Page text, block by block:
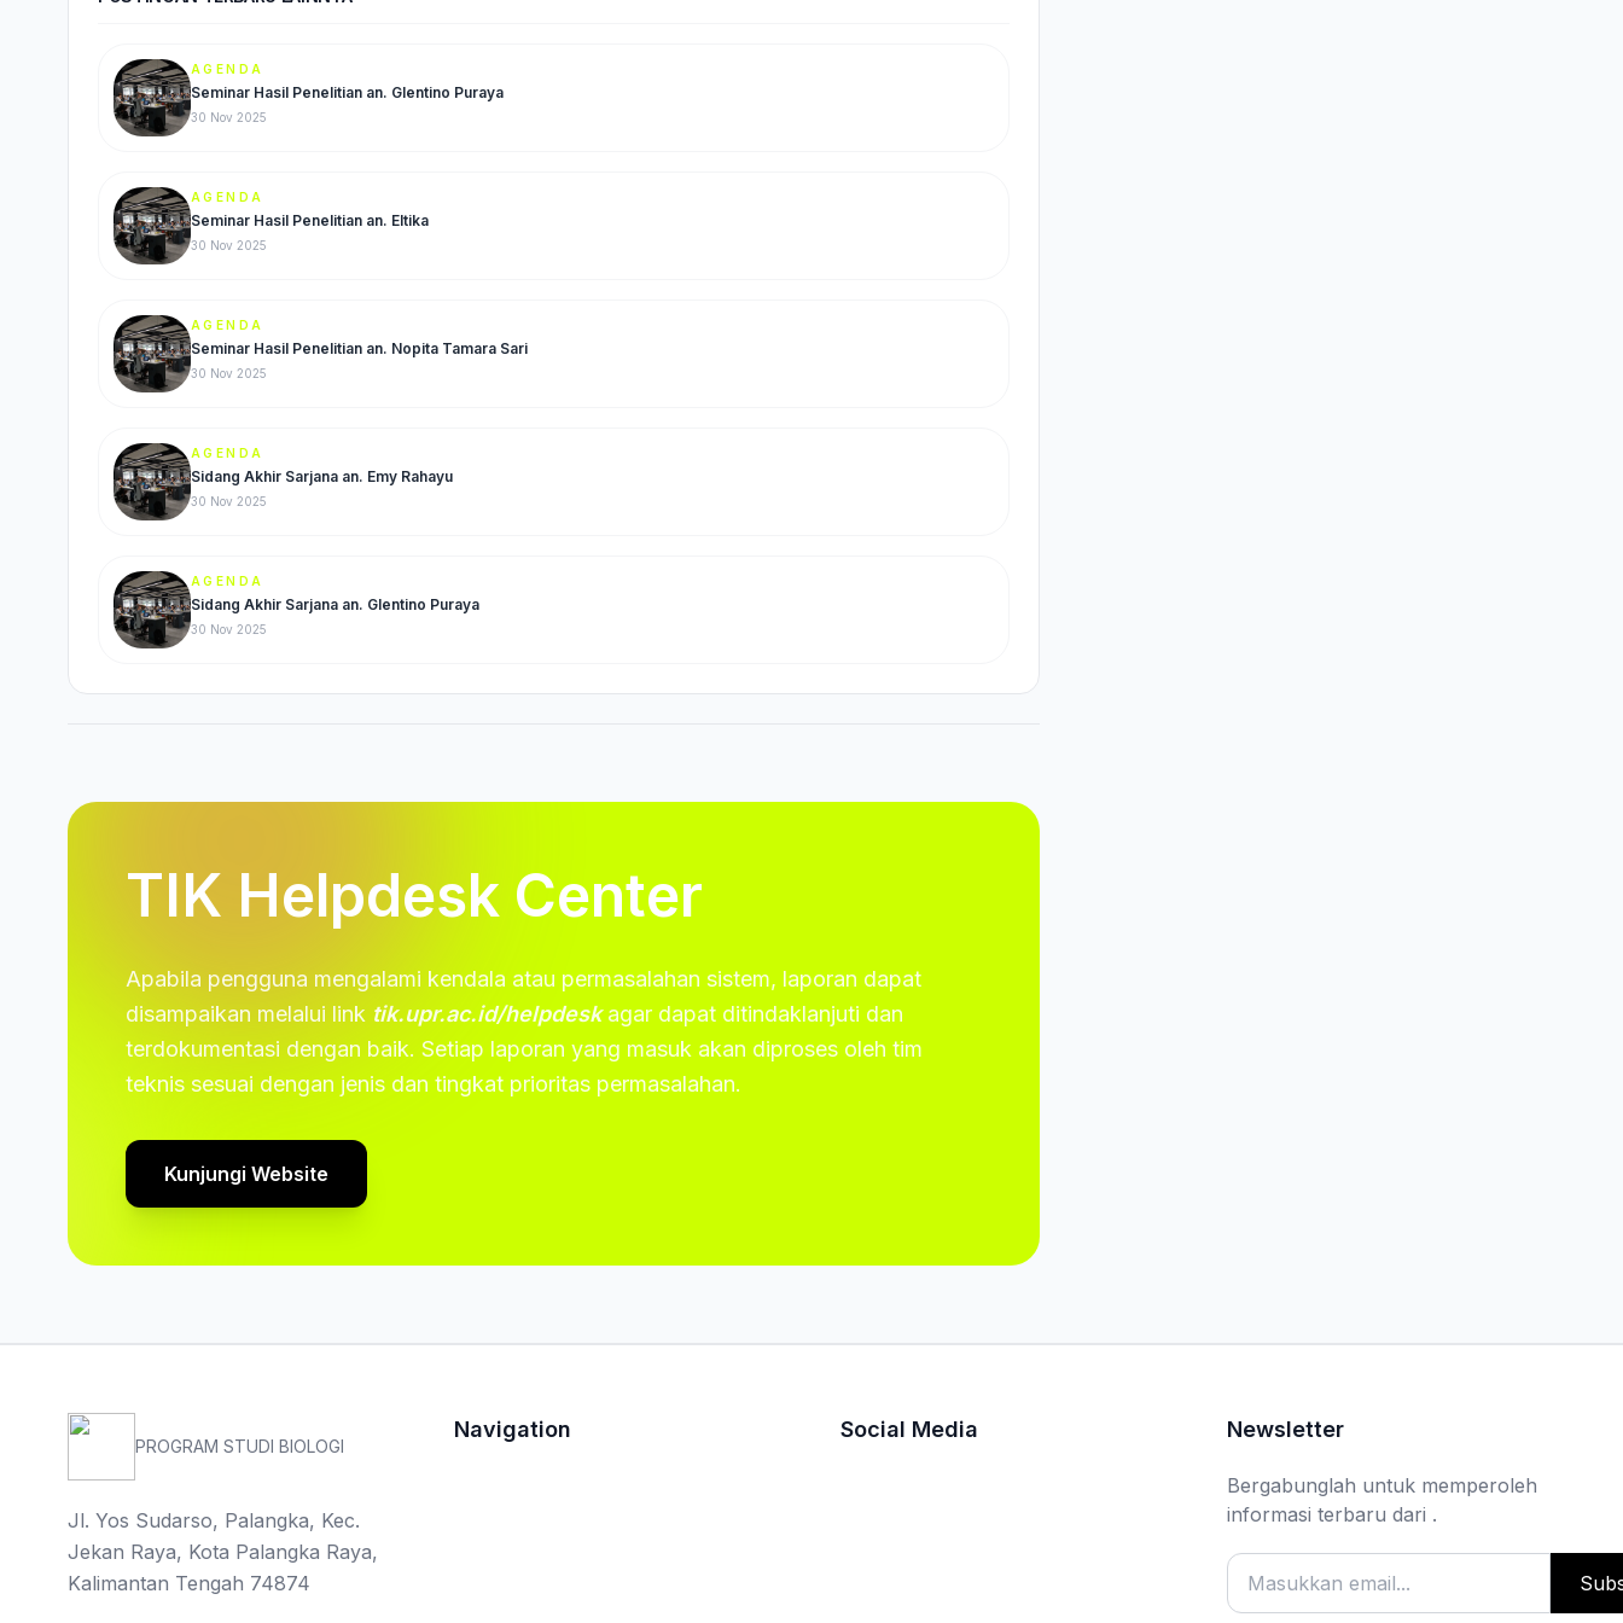
AGENDA
Seminar Hasil Penelitian an. Glentino Puraya
30 Nov 2025
AGENDA
Seminar Hasil Penelitian an. Eltika
30 Nov 2025
AGENDA
Seminar Hasil Penelitian an. Nopita Tamara Sari
30 Nov 2025
AGENDA
Sidang Akhir Sarjana an. Emy Rahayu
30 Nov 2025
AGENDA
Sidang Akhir Sarjana an. Glentino Puraya
30 Nov 2025
TIK Helpdesk Center
Apabila pengguna mengalami kendala atau permasalahan sistem, laporan dapat
disampaikan melalui link tik.upr.ac.id/helpdeskagar dapat ditindaklanjuti dan
terdokumentasi dengan baik. Setiap laporan yang masuk akan diproses oleh tim
teknis sesuai dengan jenis dan tingkat prioritas permasalahan.
Kunjungi Website
PROGRAM STUDI BIOLOGI
Jl. Yos Sudarso, Palangka, Kec.
Jekan Raya, Kota Palangka Raya,
Kalimantan Tengah 74874
Navigation Social Media Newsletter
Bergabunglah untuk memperoleh
informasi terbaru dari .